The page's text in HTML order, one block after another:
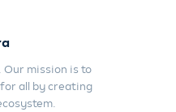
Our mission is to
all by creating